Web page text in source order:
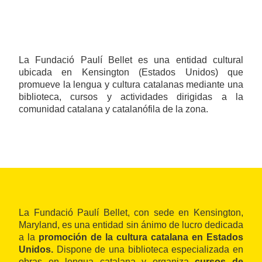
La Fundació Paulí Bellet es una entidad cultural
ubicada en Kensington (Estados Unidos) que
promueve la lengua y cultura catalanas mediante una
biblioteca, cursos y actividades dirigidas a la
comunidad catalana y catalanófila de la zona.
La Fundació Paulí Bellet, con sede en Kensington,
Maryland, es una entidad sin ánimo de lucro dedicada
a la promoción de la cultura catalana en Estados
Unidos. Dispone de una biblioteca especializada en